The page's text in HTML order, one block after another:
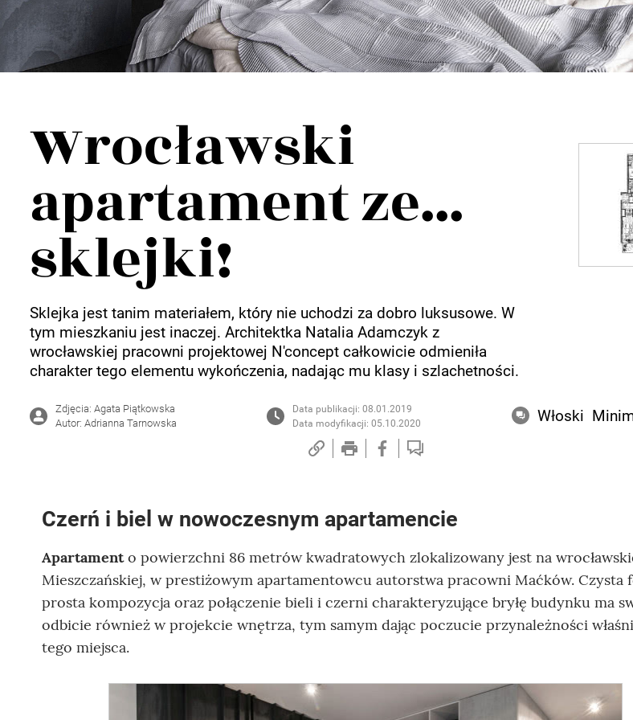
Wellnes
DIY
Wrocławski
apartament ze...
sklejki!
Sklejka jest tanim materiałem, który nie uchodzi za dobro luksusowe. W
tym mieszkaniu jest inaczej. Architektka Natalia Adamczyk z
wrocławskiej pracowni projektowej N'concept całkowicie odmieniła
charakter tego elementu wykończenia, nadając mu klasy i szlachetności.
Zdjęcia: Agata Piątkowska
Autor: Adrianna Tarnowska
Data publikacji: 08.01.2019
Data modyfikacji: 05.10.2020
Włoski
Czerń i biel w nowoczesnym apartamencie
Apartamento powierzchni 86 metrów kwadratowych zlokalizowany jest na
Mieszczańskiej, w prestiżowym apartamentowcu autorstwa pracowni Maćków. Czysta
prosta kompozycja oraz połączenie bieli i czerni charakteryzujące bryłę budynku ma
odbicie również w projekcie wnętrza, tym samym dając poczucie przynależności
tego miejsca.